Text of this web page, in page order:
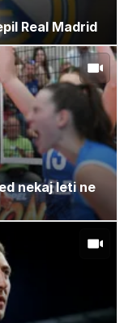
Real Madrid
nekaj leti ne